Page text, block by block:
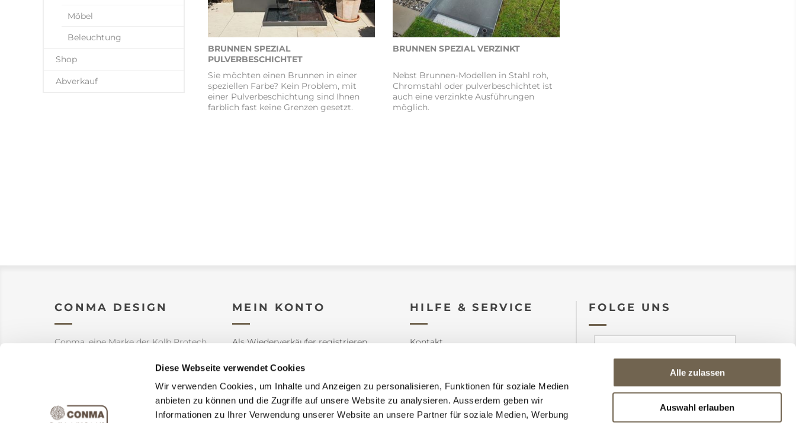
Diese Webseite verwendet Cookies
Wir verwenden Cookies, um Inhalte und Anzeigen zu personalisieren, Funktionen für soziale Medien
anbieten zu können und die Zugriffe auf unsere Website zu analysieren. Ausserdem geben wir
Informationen zu Ihrer Verwendung unserer Website an unsere Partner für soziale Medien, Werbung
Alle zulassen
Auswahl erlauben
BRUNNEN SPEZIAL
PULVERBESCHICHTET
Sie möchten einen Brunnen in einer
speziellen Farbe? Kein Problem, mit
einer Pulverbeschichtung sind Ihnen
farblich fast keine Grenzen gesetzt.
BRUNNEN SPEZIAL VERZINKT
Nebst Brunnen-Modellen in Stahl roh,
Chromstahl oder pulverbeschichtet ist
auch eine verzinkte Ausführungen
möglich.
Möbel
Beleuchtung
Shop
Abverkauf
CONMA DESIGN
Conma, eine Marke der Kolb Protech
hochwertige Produkte für Ihren
Garten aber auch Innendekoration.
MEIN KONTO
Als Wiederverkäufer registrieren
Aufträge
Adressen
Warenkorb
HILFE & SERVICE
Kontakt
Impressum
AGB
FOLGE UNS
abonnieren abbestellen
Ich stimme den